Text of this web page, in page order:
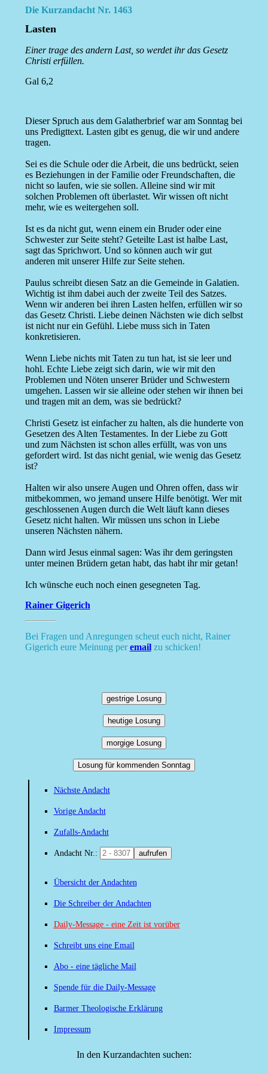
Die Kurzandacht Nr. 1463
Lasten
Einer trage des andern Last, so werdet ihr das Gesetz
Christi erfüllen.
Gal 6,2
Dieser Spruch aus dem Galatherbrief war am Sonntag bei
uns Predigttext. Lasten gibt es genug, die wir und andere
tragen.
Sei es die Schule oder die Arbeit, die uns bedrückt, seien
es Beziehungen in der Familie oder Freundschaften, die
nicht so laufen, wie sie sollen. Alleine sind wir mit
solchen Problemen oft überlastet. Wir wissen oft nicht
mehr, wie es weitergehen soll.
Ist es da nicht gut, wenn einem ein Bruder oder eine
Schwester zur Seite steht? Geteilte Last ist halbe Last,
sagt das Sprichwort. Und so können auch wir gut
anderen mit unserer Hilfe zur Seite stehen.
Paulus schreibt diesen Satz an die Gemeinde in Galatien.
Wichtig ist ihm dabei auch der zweite Teil des Satzes.
Wenn wir anderen bei ihren Lasten helfen, erfüllen wir so
das Gesetz Christi. Liebe deinen Nächsten wie dich selbst
ist nicht nur ein Gefühl. Liebe muss sich in Taten
konkretisieren.
Wenn Liebe nichts mit Taten zu tun hat, ist sie leer und
hohl. Echte Liebe zeigt sich darin, wie wir mit den
Problemen und Nöten unserer Brüder und Schwestern
umgehen. Lassen wir sie alleine oder stehen wir ihnen bei
und tragen mit an dem, was sie bedrückt?
Christi Gesetz ist einfacher zu halten, als die hunderte von
Gesetzen des Alten Testamentes. In der Liebe zu Gott
und zum Nächsten ist schon alles erfüllt, was von uns
gefordert wird. Ist das nicht genial, wie wenig das Gesetz
ist?
Halten wir also unsere Augen und Ohren offen, dass wir
mitbekommen, wo jemand unsere Hilfe benötigt. Wer mit
geschlossenen Augen durch die Welt läuft kann dieses
Gesetz nicht halten. Wir müssen uns schon in Liebe
unseren Nächsten nähern.
Dann wird Jesus einmal sagen: Was ihr dem geringsten
unter meinen Brüdern getan habt, das habt ihr mir getan!
Ich wünsche euch noch einen gesegneten Tag.
Rainer Gigerich
Bei Fragen und Anregungen scheut euch nicht, Rainer
Gigerich eure Meinung peremailzu schicken!
gestrige Losung
heutige Losung
morgige Losung
Losung für kommenden Sonntag
Nächste Andacht
Vorige Andacht
Zufalls-Andacht
Andacht Nr.: aufrufen
Übersicht der Andachten
Die Schreiber der Andachten
Daily-Message - eine Zeit ist vorüber
Schreibt uns eine Email
Abo - eine tägliche Mail
Spende für die Daily-Message
Barmer Theologische Erklärung
Impressum
In den Kurzandachten suchen: